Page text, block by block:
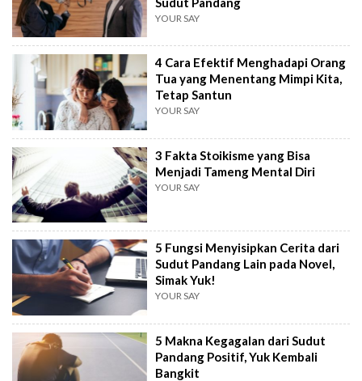
YOUR SAY
4 Cara Efektif Menghadapi Orang
Tua yang Menentang Mimpi Kita,
Tetap Santun
YOUR SAY
3 Fakta Stoikisme yang Bisa
Menjadi Tameng Mental Diri
YOUR SAY
5 Fungsi Menyisipkan Cerita dari
Sudut Pandang Lain pada Novel,
Simak Yuk!
YOUR SAY
5 Makna Kegagalan dari Sudut
Pandang Positif, Yuk Kembali
Bangkit